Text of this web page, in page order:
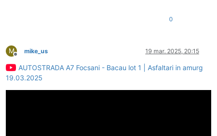
0
M
Deconectat
mike_us 19 mar. 2025, 20:15
AUTOSTRADA A7 Focsani - Bacau lot 1 | Asfaltari in amurg
19.03.2025